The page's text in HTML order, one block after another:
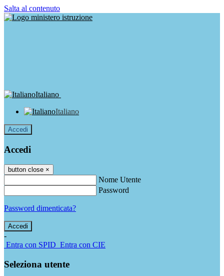
Salta al contenuto
Italiano
Italiano
Accedi
Accedi
button close ×
Nome Utente
Password
Password dimenticata?
-
Entra con SPID Entra con CIE
Seleziona utente